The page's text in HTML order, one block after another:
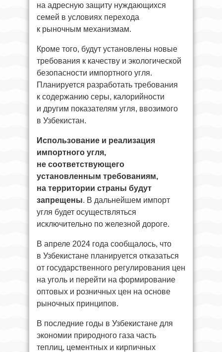
на адресную защиту нуждающихся
семей в условиях перехода
к рыночным механизмам.
Кроме того, будут установлены новые
требования к качеству и экологической
безопасности импортного угля.
Планируется разработать требования
к содержанию серы, калорийности
и другим показателям угля, ввозимого
в Узбекистан.
Использование и реализация
импортного угля,
не соответствующего
установленным требованиям,
на территории страны будут
запрещены. В дальнейшем импорт
угля будет осуществляться
исключительно по железной дороге.
В апреле 2024 года сообщалось, что
в Узбекистане планируется отказаться
от государственного регулирования цен
на уголь и перейти на формирование
оптовых и розничных цен на основе
рыночных принципов.
В последние годы в Узбекистане для
экономии природного газа часть
теплиц, цементных и кирпичных